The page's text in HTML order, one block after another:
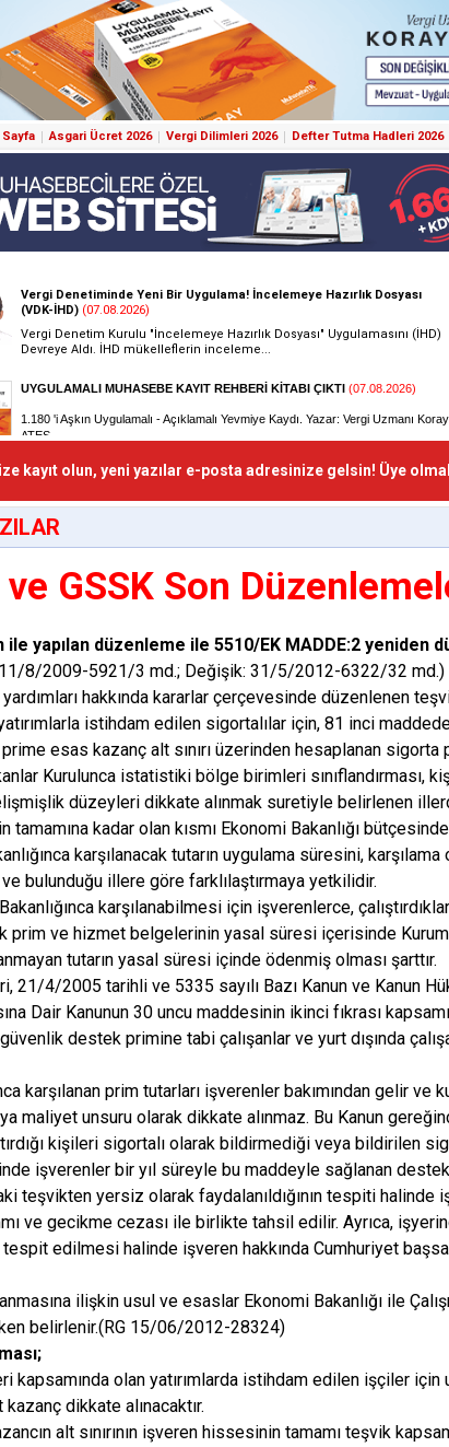
Sayfa Asgari Ücret 2026 Vergi Dilimleri 2026 Defter Tutma Hadleri 2026
kayıt olun, yeni yazılar e-posta adresinize gelsin! Üye
ve GSSK Son
ile yapılan düzenleme ile 5510/EK MADDE:2 yeniden
11/8/2009-5921/3 md.; Değişik: 31/5/2012-6322/32 md.)
yardımları hakkında kararlar çerçevesinde düzenlenen
istihdam edilen sigortalılar için, 81 inci
esas kazanç alt sınırı üzerinden hesaplanan
Kurulunca istatistiki bölge birimleri sınıflandırması,
düzeyleri dikkate alınmak suretiyle belirlenen
kadar olan kısmı Ekonomi Bakanlığı
karşılanacak tutarın uygulama süresini, karşılama
bulunduğu illere göre farklılaştırmaya yetkilidir.
karşılanabilmesi için işverenlerce,
prim ve hizmet belgelerinin yasal süresi içerisinde
tutarın yasal süresi içinde ödenmiş olması şarttır.
21/4/2005 tarihli ve 5335 sayılı Bazı Kanun ve Kanun
Dair Kanunun 30 uncu maddesinin ikinci fıkrası
destek primine tabi çalışanlar ve yurt dışında
karşılanan prim tutarları işverenler bakımından gelir ve
maliyet unsuru olarak dikkate alınmaz. Bu Kanun
kişileri sigortalı olarak bildirmediği veya bildirilen
işverenler bir yıl süreyle bu maddeyle sağlanan destek
teşvikten yersiz olarak faydalanıldığının tespiti halinde
ve gecikme cezası ile birlikte tahsil edilir. Ayrıca,
edilmesi halinde işveren hakkında Cumhuriyet
ilişkin usul ve esaslar Ekonomi Bakanlığı ile
belirlenir.(RG 15/06/2012-28324)
olan yatırımlarda istihdam edilen işçiler için
dikkate alınacaktır.
alt sınırının işveren hissesinin tamamı teşvik